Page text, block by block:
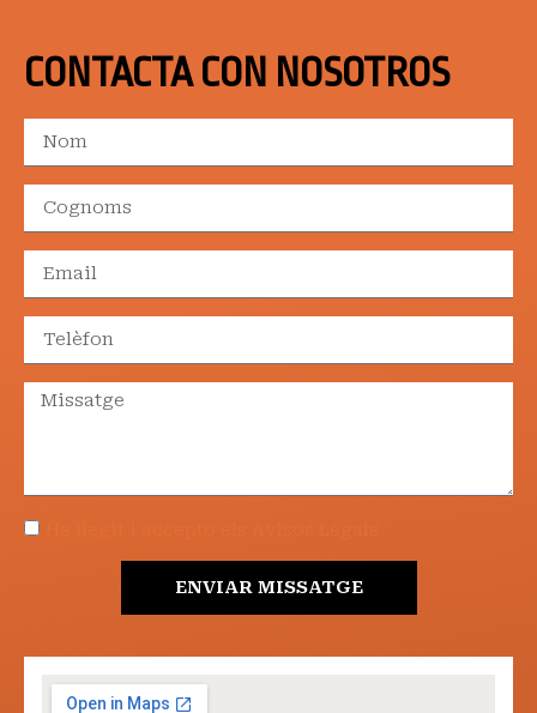
CONTACTA CON NOSOTROS
ENVIAR MISSATGE